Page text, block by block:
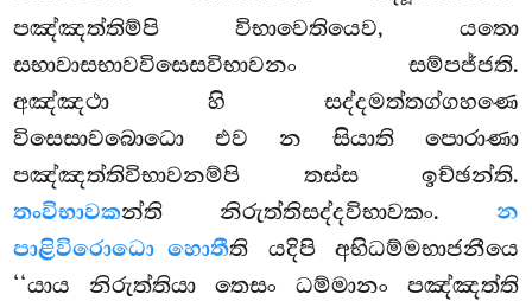
පඤ්ඤත්තිම්පි විභාවෙතියෙව, යතො
සභාවාසභාවවිසෙසවිභාවනං සම්පජ්ජති.
අඤ්ඤථා හි සද්දමත්තග්ගහණෙ
විසෙසාවබොධො එව න සියාති පොරාණා
පඤ්ඤත්තිවිභාවනම්පි තස්ස ඉච්ඡන්ති.
තංවිභාවකන්ති නිරුත්තිසද්දවිභාවකං. න
පාළිවිරොධො හොතීති යදිපි අභිධම්මභාජනීයෙ
‘‘යාය නිරුත්තියා තෙසං ධම්මානං පඤ්ඤත්ති